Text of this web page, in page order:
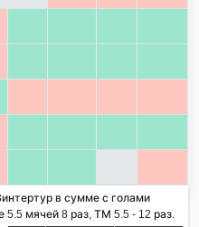
в сумме с голами
5.5 мячей 8 раз, ТМ 5.5 - 12 раз.